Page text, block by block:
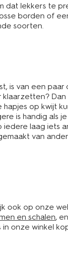
dat lekkers te
borden of
soorten.
is van een paar
op kwijt
is handig als
iedere laag iets
van
ook op onze
en schalen,
onze winkel